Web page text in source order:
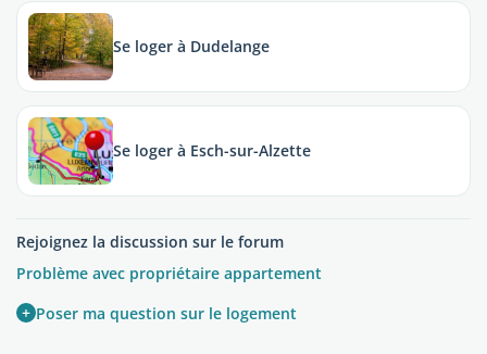
Se loger à Dudelange
Se loger à Esch-sur-Alzette
Rejoignez la discussion sur le forum
Problème avec propriétaire appartement
+ Poser ma question sur le logement